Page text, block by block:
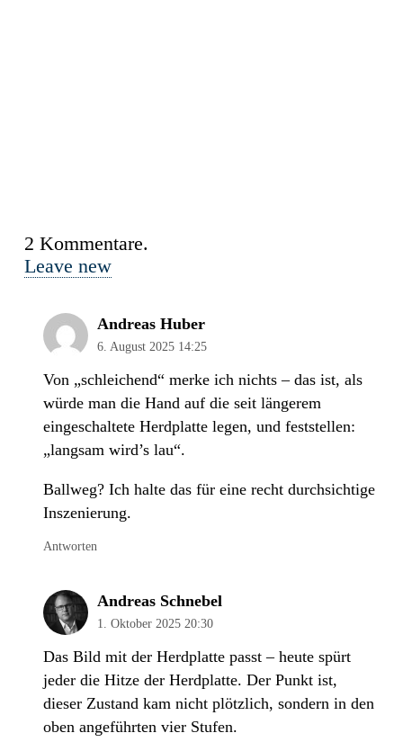
2 Kommentare.
Leave new
Andreas Huber
6. August 2025 14:25
Von „schleichend“ merke ich nichts – das ist, als
würde man die Hand auf die seit längerem
eingeschaltete Herdplatte legen, und feststellen:
„langsam wird’s lau“.
Ballweg? Ich halte das für eine recht durchsichtige
Inszenierung.
Antworten
Andreas Schnebel
1. Oktober 2025 20:30
Das Bild mit der Herdplatte passt – heute spürt
jeder die Hitze der Herdplatte. Der Punkt ist,
dieser Zustand kam nicht plötzlich, sondern in den
oben angeführten vier Stufen.